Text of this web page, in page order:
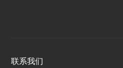
联系我们